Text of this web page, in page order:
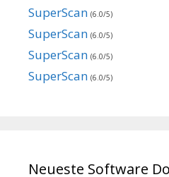
SuperScan (6.0/5)
SuperScan (6.0/5)
SuperScan (6.0/5)
SuperScan (6.0/5)
Neueste Software